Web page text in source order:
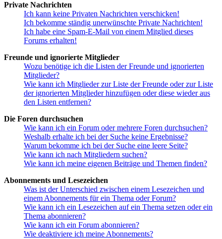
Private Nachrichten
Ich kann keine Privaten Nachrichten verschicken!
Ich bekomme ständig unerwünschte Private Nachrichten!
Ich habe eine Spam-E-Mail von einem Mitglied dieses
Forums erhalten!
Freunde und ignorierte Mitglieder
Wozu benötige ich die Listen der Freunde und ignorierten
Mitglieder?
Wie kann ich Mitglieder zur Liste der Freunde oder zur Liste
der ignorierten Mitglieder hinzufügen oder diese wieder aus
den Listen entfernen?
Die Foren durchsuchen
Wie kann ich ein Forum oder mehrere Foren durchsuchen?
Weshalb erhalte ich bei der Suche keine Ergebnisse?
Warum bekomme ich bei der Suche eine leere Seite?
Wie kann ich nach Mitgliedern suchen?
Wie kann ich meine eigenen Beiträge und Themen finden?
Abonnements und Lesezeichen
Was ist der Unterschied zwischen einem Lesezeichen und
einem Abonnements für ein Thema oder Forum?
Wie kann ich ein Lesezeichen auf ein Thema setzen oder ein
Thema abonnieren?
Wie kann ich ein Forum abonnieren?
Wie deaktiviere ich meine Abonnements?